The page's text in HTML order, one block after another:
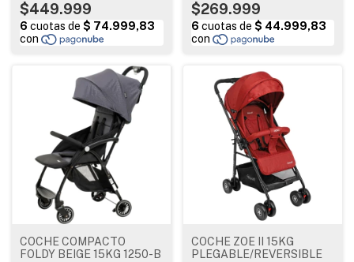
$449.999 $269.999
COCHE COMPACTO
FOLDY BEIGE 15KG 1250-B
COCHE ZOE II 15KG
PLEGABLE/REVERSIBLE